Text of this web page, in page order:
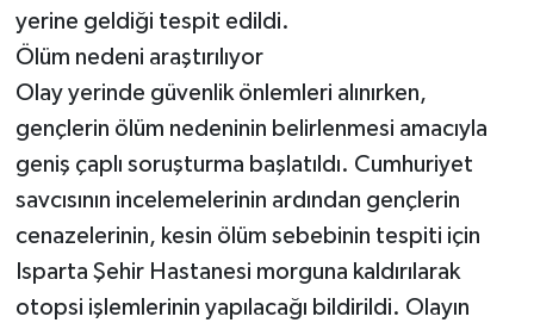
yerine geldiği tespit edildi.
Ölüm nedeni araştırılıyor
Olay yerinde güvenlik önlemleri alınırken,
gençlerin ölüm nedeninin belirlenmesi amacıyla
geniş çaplı soruşturma başlatıldı. Cumhuriyet
savcısının incelemelerinin ardından gençlerin
cenazelerinin, kesin ölüm sebebinin tespiti için
Isparta Şehir Hastanesi morguna kaldırılarak
otopsi işlemlerinin yapılacağı bildirildi. Olayın